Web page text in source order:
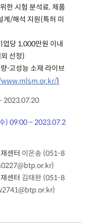
한 시험 분석료, 제품
계/해석 지원(특허 미
업당 1,000만원 이내
선정)
⋅고성능 소재 라이브
)
2023.07.20
) 09:00 ~ 2023.07.2
센터 이은송 (051-8
센터 김태완 (051-8